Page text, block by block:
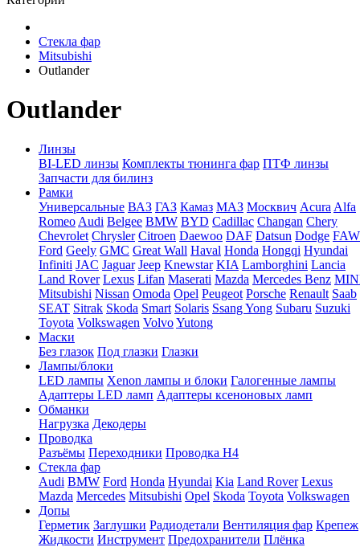
Стекла фар
Mitsubishi
Outlander
Outlander
Линзы
BI-LED линзы Комплекты тюнинга фар ПТФ линзы
Запчасти для билинз
Рамки
Универсальные ВАЗ ГАЗ Камаз МАЗ Москвич Acura Alfa
Romeo Audi Belgee BMW BYD Cadillac Changan Chery
Chevrolet Chrysler Citroen Daewoo DAF Datsun Dodge FAW
Ford Geely GMC Great Wall Haval Honda Hongqi Hyundai
Infiniti JAC Jaguar Jeep Knewstar KIA Lamborghini Lancia
Land Rover Lexus Lifan Maserati Mazda Mercedes Benz
Mitsubishi Nissan Omoda Opel Peugeot Porsche Renault Saab
SEAT Sitrak Skoda Smart Solaris Ssang Yong Subaru Suzuki
Toyota Volkswagen VolvoYutong
Маски
Без глазок Под глазки Глазки
Лампы/блоки
LED лампы Xenon лампы и блоки Галогенные лампы
Адаптеры LED ламп Адаптеры ксеноновых ламп
Обманки
Нагрузка Декодеры
Проводка
Разъёмы Переходники Проводка H4
Стекла фар
Audi BMW Ford Honda Hyundai Kia Land Rover Lexus
Mazda Mercedes Mitsubishi Opel Skoda Toyota Volkswagen
Допы
Герметик Заглушки Радиодетали Вентиляция фар Крепеж
Жидкости Инструмент Предохранители Плёнка